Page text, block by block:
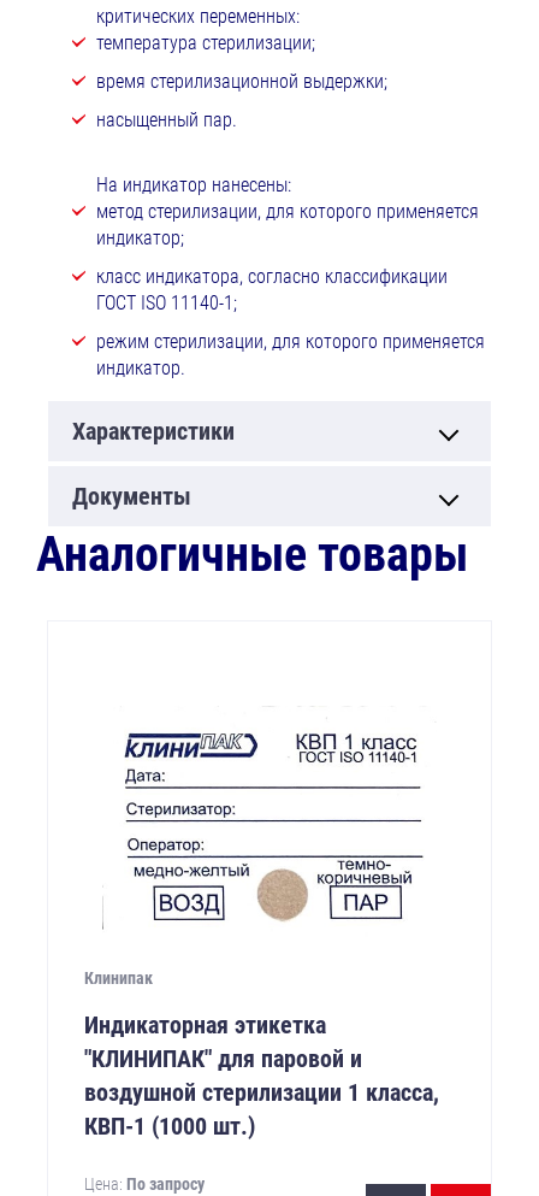
критических переменных:
температура стерилизации;
время стерилизационной выдержки;
насыщенный пар.
На индикатор нанесены:
метод стерилизации, для которого применяется
индикатор;
класс индикатора, согласно классификации
ГОСТ ISO 11140-1;
режим стерилизации, для которого применяется
индикатор.
Характеристики
Документы
Аналогичные товары
Клинипак
Индикаторная этикетка
"КЛИНИПАК" для паровой и
воздушной стерилизации 1 класса,
КВП-1 (1000 шт.)
Цена: По запросу